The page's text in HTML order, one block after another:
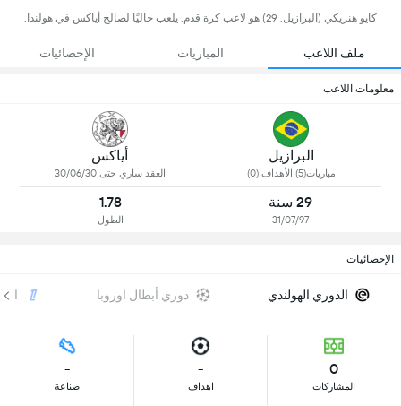
كايو هنريكي (البرازيل, 29) هو لاعب كرة قدم, يلعب حاليًا لصالح أياكس في هولندا.
ملف اللاعب المباريات الإحصائيات
معلومات اللاعب
البرازيل
مباريات(5) الأهداف (0)
أياكس
العقد ساري حتى 30/06/30
29 سنة
31/07/97
1.78
الطول
الإحصائيات
الدوري الهولندي دوري أبطال اوروبا
0
المشاركات
-
اهداف
-
صناعة